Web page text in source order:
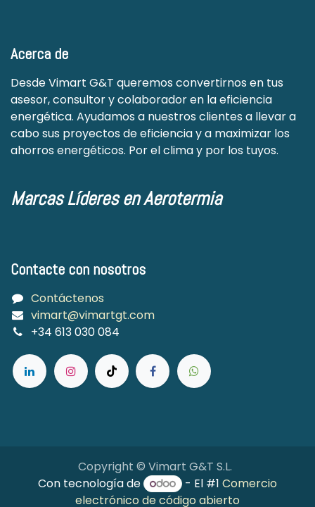
Acerca de
Desde Vimart G&T queremos convertirnos en tus
asesor, consultor y colaborador en la eficiencia
energética. Ayudamos a nuestros clientes a llevar a
cabo sus proyectos de eficiencia y a maximizar los
ahorros energéticos. Por el clima y por los tuyos.
Marcas Líderes en Aerotermia
Contacte con nosotros
Contáctenos
vimart@vimartgt.com
+34 613 030 084
Copyright © Vimart G&T S.L.
Con tecnología de
- El #1 Comercio
electrónico de código abierto